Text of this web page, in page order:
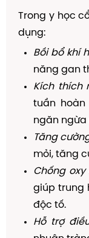
Trong y học
dụng:
Bồi bổ khí
năng gan
Kích thích
tuần
ngăn ngừa
Tăng
mỏi, tăng
Chống
giúp trung
độc tố.
Hỗ trợ